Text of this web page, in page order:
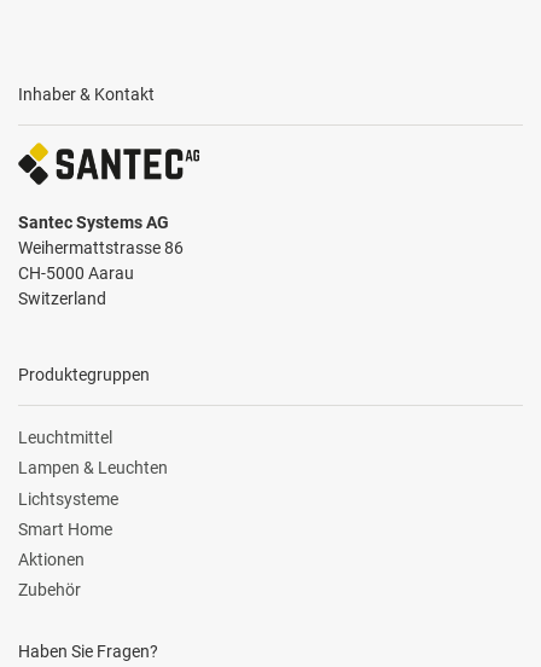
Inhaber & Kontakt
Santec Systems AG
Weihermattstrasse 86
CH-5000 Aarau
Switzerland
Produktegruppen
Leuchtmittel
Lampen & Leuchten
Lichtsysteme
Smart Home
Aktionen
Zubehör
Haben Sie Fragen?